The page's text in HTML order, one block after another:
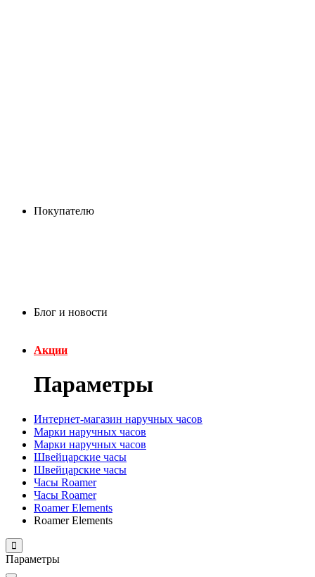
Покупателю
Блог и новости
Акции
Параметры
Интернет-магазин наручных часов
Марки наручных часов
Марки наручных часов
Швейцарские часы
Швейцарские часы
Часы Roamer
Часы Roamer
Roamer Elements
Roamer Elements
Параметры